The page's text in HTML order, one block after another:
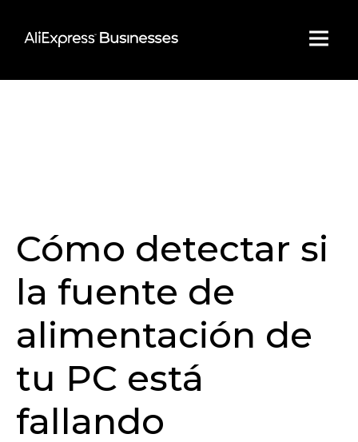
content
Cómo detectar si
la fuente de
alimentación de
tu PC está
fallando